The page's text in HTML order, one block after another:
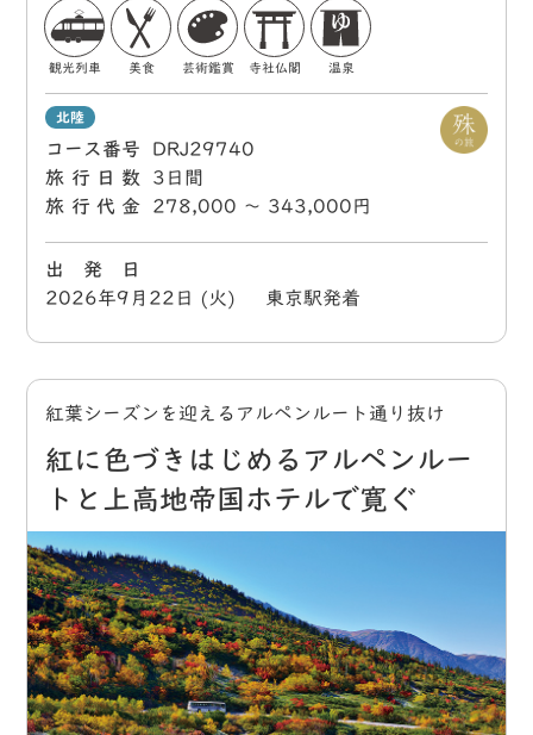
観光列車 美食 芸術鑑賞 寺社仏閣 温泉
北陸
コース番号
DRJ29740
旅行日数
3日間
旅行代金
278,000 〜 343,000円
出 発 日
2026年9月22日 (火) 東京駅発着
紅葉シーズンを迎えるアルペンルート通り抜け
紅に色づきはじめるアルペンルー
トと上高地帝国ホテルで寛ぐ